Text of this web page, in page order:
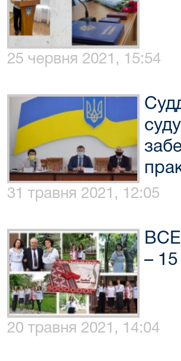
25 червня 2021, 15:54
31 травня 2021, 12:05
–
20 травня 2021, 14:04